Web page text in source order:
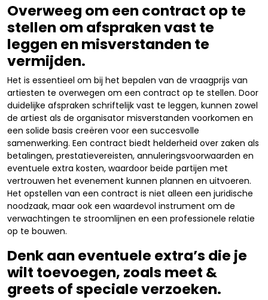
Overweeg om een contract op te
stellen om afspraken vast te
leggen en misverstanden te
vermijden.
Het is essentieel om bij het bepalen van de vraagprijs van
artiesten te overwegen om een contract op te stellen. Door
duidelijke afspraken schriftelijk vast te leggen, kunnen zowel
de artiest als de organisator misverstanden voorkomen en
een solide basis creëren voor een succesvolle
samenwerking. Een contract biedt helderheid over zaken als
betalingen, prestatievereisten, annuleringsvoorwaarden en
eventuele extra kosten, waardoor beide partijen met
vertrouwen het evenement kunnen plannen en uitvoeren.
Het opstellen van een contract is niet alleen een juridische
noodzaak, maar ook een waardevol instrument om de
verwachtingen te stroomlijnen en een professionele relatie
op te bouwen.
Denk aan eventuele extra’s die je
wilt toevoegen, zoals meet &
greets of speciale verzoeken.